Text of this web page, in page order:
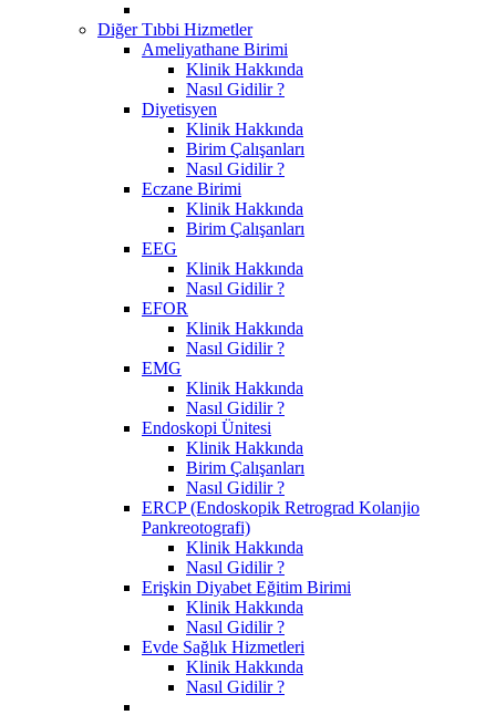
Diğer Tıbbi Hizmetler
Ameliyathane Birimi
Klinik Hakkında
Nasıl Gidilir ?
Diyetisyen
Klinik Hakkında
Birim Çalışanları
Nasıl Gidilir ?
Eczane Birimi
Klinik Hakkında
Birim Çalışanları
EEG
Klinik Hakkında
Nasıl Gidilir ?
EFOR
Klinik Hakkında
Nasıl Gidilir ?
EMG
Klinik Hakkında
Nasıl Gidilir ?
Endoskopi Ünitesi
Klinik Hakkında
Birim Çalışanları
Nasıl Gidilir ?
ERCP (Endoskopik Retrograd Kolanjio
Pankreotografi)
Klinik Hakkında
Nasıl Gidilir ?
Erişkin Diyabet Eğitim Birimi
Klinik Hakkında
Nasıl Gidilir ?
Evde Sağlık Hizmetleri
Klinik Hakkında
Nasıl Gidilir ?